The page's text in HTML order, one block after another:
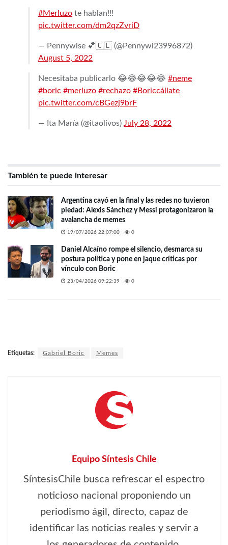
#Merluzo te hablan!!!
pic.twitter.com/dm2qzZvriD
— Pennywise 💕🇨🇱 (@Pennywi23996872)
August 5, 2022
Necesitaba publicarlo 😂😂😂😂😂 #neme
#boric #merluzo #rechazo #Boriccállate
pic.twitter.com/cBGezj9brF
— Ita María (@itaolivos) July 28, 2022
También te puede interesar
Argentina cayó en la final y las redes no tuvieron
piedad: Alexis Sánchez y Messi protagonizaron la
avalancha de memes
19/07/2026 22:07:00 0
Daniel Alcaíno rompe el silencio, desmarca su
postura política y pone en jaque críticas por
vínculo con Boric
23/04/2026 09:22:39 0
Etiquetas: Gabriel Boric Memes
Equipo Síntesis Chile
SíntesisChile busca refrescar el espectro
noticioso nacional proponiendo un
periodismo ágil, directo, capaz de
identificar las noticias reales y servir a